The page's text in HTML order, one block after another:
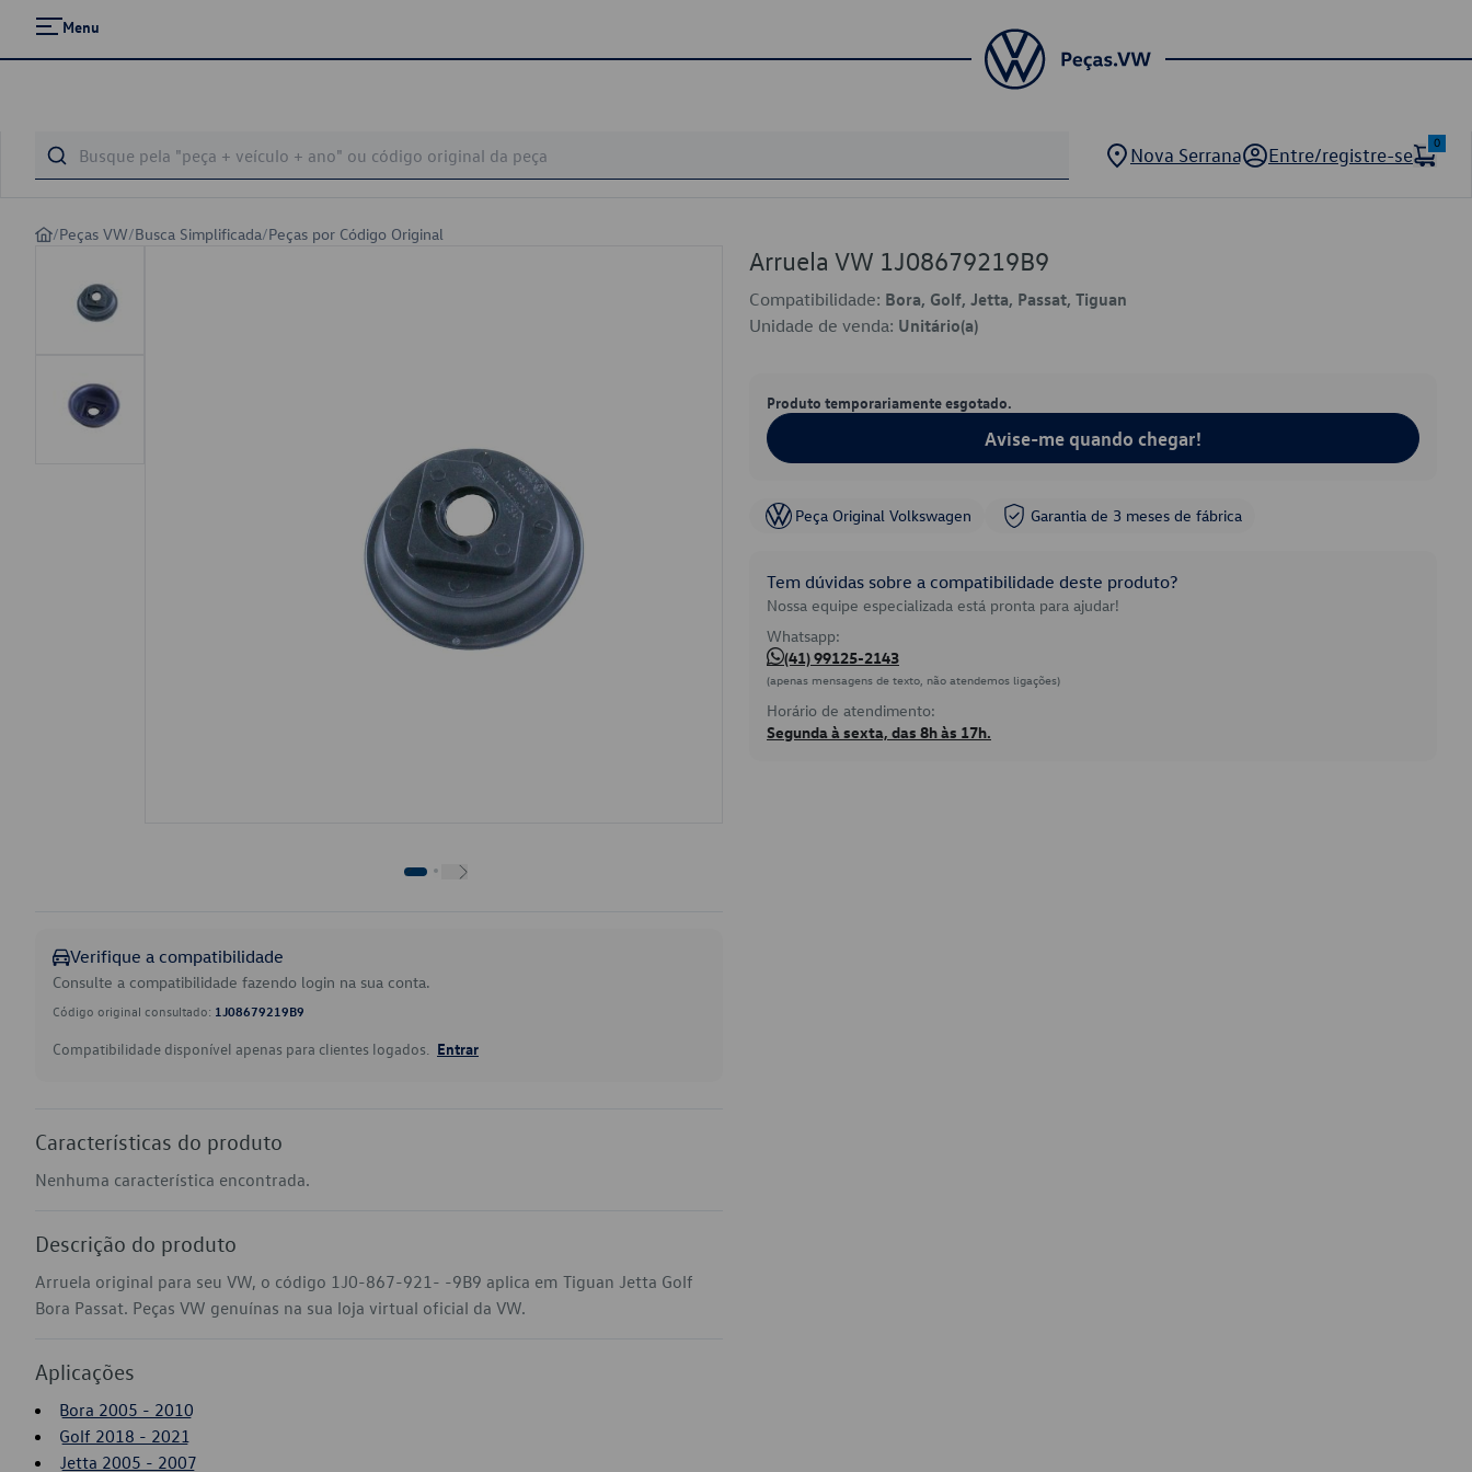
Menu
Nova Serrana Entre/registre-se
0
/Peças VW/Busca Simplificada/Peças por Código Original
Verifique a compatibilidade
Consulte a compatibilidade fazendo login na sua conta.
Código original consultado: 1J08679219B9
Compatibilidade disponível apenas para clientes logados. Entrar
Características do produto
Nenhuma característica encontrada.
Descrição do produto
Arruela original para seu VW, o código 1J0-867-921- -9B9 aplica em Tiguan Jetta Golf
Bora Passat. Peças VW genuínas na sua loja virtual oficial da VW.
Aplicações
Bora 2005 - 2010
Golf 2018 - 2021
Jetta 2005 - 2007
Arruela VW 1J08679219B9
Compatibilidade: Bora, Golf, Jetta, Passat, Tiguan
Unidade de venda: Unitário(a)
Produto temporariamente esgotado.
Avise-me quando chegar!
Peça Original Volkswagen Garantia de 3 meses de fábrica
Tem dúvidas sobre a compatibilidade deste produto?
Nossa equipe especializada está pronta para ajudar!
Whatsapp:
(41) 99125-2143
(apenas mensagens de texto, não atendemos ligações)
Horário de atendimento:
Segunda à sexta, das 8h às 17h.